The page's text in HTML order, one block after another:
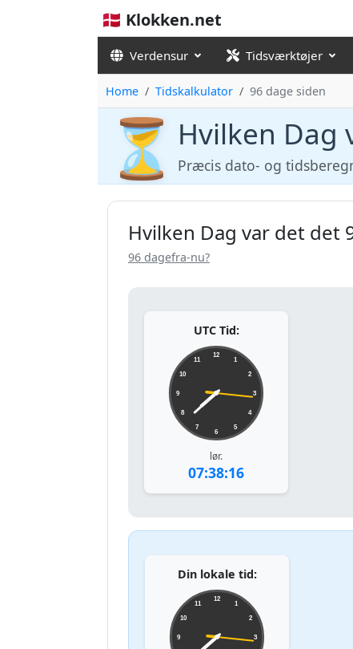
🇩🇰 Klokken.net
Verdensur Tidsværktøjer
Home Tidskalkulator 96 dage siden
⏳ Hvilken Dag
Præcis dato- og
Hvilken Dag var det det
96 dagefra-nu?
UTC Tid:
12
1
2
3
4
5
6
7
8
9
10
11
lør.
07:38:16
Din lokale tid:
12
1
2
3
9
10
11